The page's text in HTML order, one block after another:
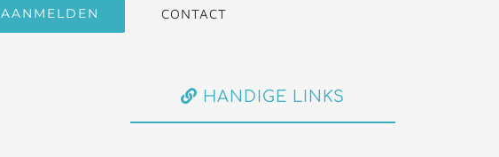
AANMELDEN CONTACT
HANDIGE LINKS